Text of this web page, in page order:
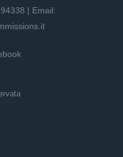
| Email: